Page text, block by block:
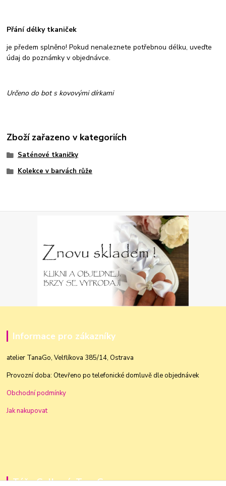
Přání délky tkaniček
je předem splněno! Pokud nenaleznete potřebnou délku, uveďte
údaj do poznámky v objednávce.
Určeno do bot s kovovými dírkami
Zboží zařazeno v kategoriích
Saténové tkaničky
Kolekce v barvách růže
Informace pro zákazníky
atelier TanaGo, Velflíkova 385/14, Ostrava
Provozní doba: Otevřeno po telefonické domluvě dle objednávek
Obchodní podmínky
Jak nakupovat
Táňa Golková, TanaGo